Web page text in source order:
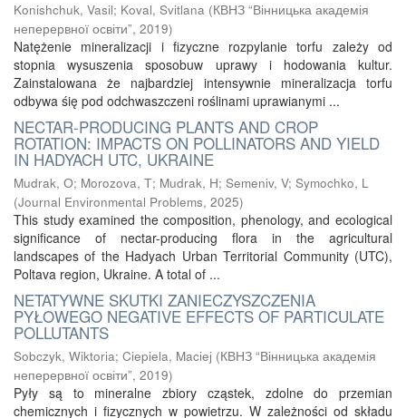
Konishchuk, Vasil; Koval, Svitlana (КВНЗ “Вінницька академія
неперервної освіти”, 2019)
Natężenie mineralizacji i fizyczne rozpylanie torfu zależy od
stopnia wysuszenia sposobuw uprawy i hodowania kultur.
Zainstalowana że najbardziej intensywnie mineralizacja torfu
odbywa śię pod odchwaszczeni roślinami uprawianymi ...
NECTAR-PRODUCING PLANTS AND CROP
ROTATION: IMPACTS ON POLLINATORS AND YIELD
IN HADYACH UTC, UKRAINE
Mudrak, О; Morozova, Т; Mudrak, Н; Semeniv, V; Symochko, L
(Journal Environmental Problems, 2025)
This study examined the composition, phenology, and ecological
significance of nectar-producing flora in the agricultural
landscapes of the Hadyach Urban Territorial Community (UTC),
Poltava region, Ukraine. A total of ...
NETATYWNE SKUTKI ZANIECZYSZCZENIA
PYŁOWEGO NEGATIVE EFFECTS OF PARTICULATE
POLLUTANTS
Sobczyk, Wiktoria; Ciepiela, Maciej (КВНЗ “Вінницька академія
неперервної освіти”, 2019)
Pyły są to mineralne zbiory cząstek, zdolne do przemian
chemicznych i fizycznych w powietrzu. W zależności od składu